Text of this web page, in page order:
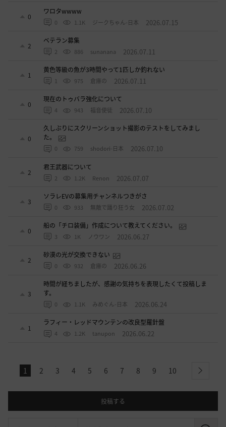
0
ワロタwwww
0 1.1K ジークちゃん-日本 2026.07.15
2
ベテラン募集
2 886 sunanana 2026.07.11
1
黄色等級の魚が3時間やって1匹しか釣れない
1 975 倉庫の 2026.07.11
0
現在のトゥバラ強化について
4 943 福音使徒 2026.07.10
0
久しぶりにスクリーンショット撮影のテストをしてみまし
た。
0 759 shodori-日本 2026.07.10
2
君王武器について
2 1.2K Renon 2026.07.07
3
ソラレEVの募集用チャンネルつきがさ
0 933 無敵で踊り狂う女 2026.07.02
0
船の「チロ装備」作成について教えてください。
3 1K ノウワン 2026.06.27
2
砂漠の光が交換できない
0 932 倉庫の 2026.06.26
3
時間が経ちましたが、感謝の気持ちを表現したくて投稿しま
す。
0 1.1K みめぐん-日本 2026.06.24
1
ラフィー・レッドマウンテンの改良型羅針盤
4 1.2K tanupon 2026.06.22
1 2 3 4 5 6 7 8 9 10 next
投稿する